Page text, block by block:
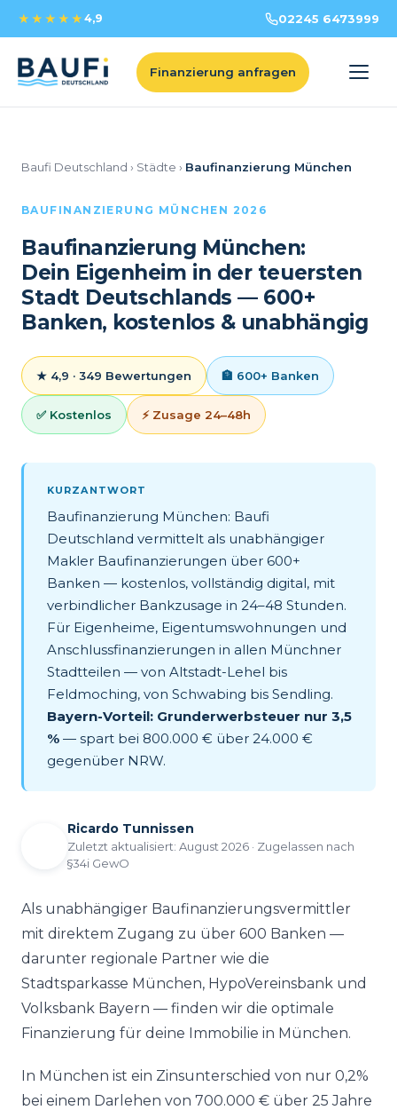
★★★★★ 4,9 02245 6473999
Finanzierung anfragen
Baufi Deutschland › Städte › Baufinanzierung München
BAUFINANZIERUNG MÜNCHEN 2026
Baufinanzierung München:
Dein Eigenheim in der teuersten
Stadt Deutschlands — 600+
Banken, kostenlos & unabhängig
★ 4,9 · 349 Bewertungen 🏦 600+ Banken
✅ Kostenlos ⚡ Zusage 24–48h
KURZANTWORT
Baufinanzierung München: Baufi
Deutschland vermittelt als unabhängiger
Makler Baufinanzierungen über 600+
Banken — kostenlos, vollständig digital, mit
verbindlicher Bankzusage in 24–48 Stunden.
Für Eigenheime, Eigentumswohnungen und
Anschlussfinanzierungen in allen Münchner
Stadtteilen — von Altstadt-Lehel bis
Feldmoching, von Schwabing bis Sendling.
Bayern-Vorteil: Grunderwerbsteuer nur 3,5
% — spart bei 800.000 € über 24.000 €
gegenüber NRW.
Ricardo Tunnissen
Zuletzt aktualisiert: August 2026 · Zugelassen nach
§34i GewO
Als unabhängiger Baufinanzierungsvermittler
mit direktem Zugang zu über 600 Banken —
darunter regionale Partner wie die
Stadtsparkasse München, HypoVereinsbank und
Volksbank Bayern — finden wir die optimale
Finanzierung für deine Immobilie in München.
In München ist ein Zinsunterschied von nur 0,2%
bei einem Darlehen von 700.000 € über 25 Jahre